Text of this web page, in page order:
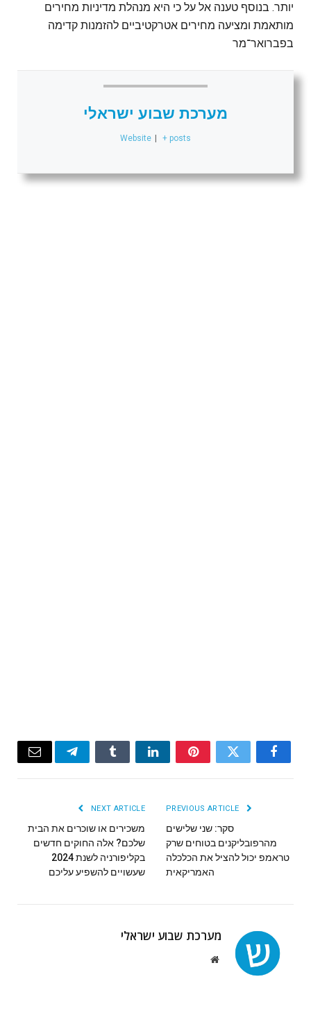
יותר. בנוסף טענה אל על כי היא מנהלת מדיניות מחירים
מותאמת ומציעה מחירים אטרקטיביים להזמנות קדימה
בפברואר־מר
מערכת שבוע ישראלי
Website | + posts
Facebook
Twitter
Pinterest
LinkedIn
Tumblr
Telegram
Email
סקר: שני שלישים
מהרפובליקנים בטוחים שרק
טראמפ יכול להציל את הכלכלה
האמריקאית
NEXT ARTICLE
משכירים או שוכרים את הבית
שלכם? אלה החוקים חדשים
בקליפורניה לשנת 2024
שעשויים להשפיע עליכם
מערכת שבוע ישראלי
Website